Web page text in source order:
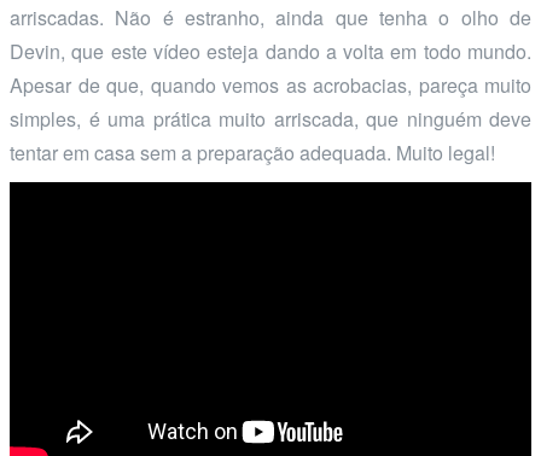
arriscadas. Não é estranho, ainda que tenha o olho de
Devin, que este vídeo esteja dando a volta em todo mundo.
Apesar de que, quando vemos as acrobacias, pareça muito
simples, é uma prática muito arriscada, que ninguém deve
tentar em casa sem a preparação adequada. Muito legal!